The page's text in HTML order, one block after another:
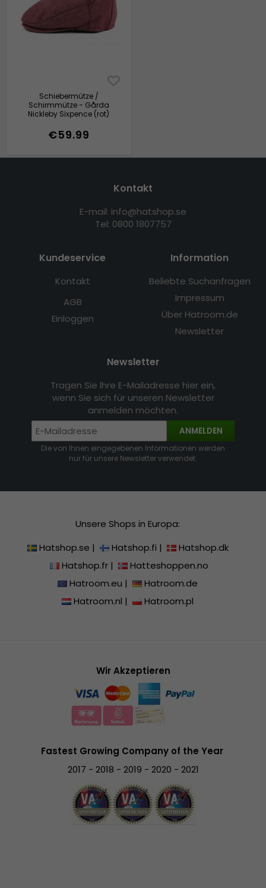
Schiebermütze /
Schirmmütze - Gårda
Nickleby Sixpence (rot)
€59.99
Kontakt
E-mail: info@hatshop.se
Tel: 0800 1807757
Kundeservice
Kontakt
AGB
Einloggen
Information
Beliebte Suchanfragen
Impressum
Über Hatroom.de
Newsletter
Newsletter
Tragen Sie Ihre E-Mailadresse hier ein,
wenn Sie sich für unseren Newsletter
anmelden möchten.
ANMELDEN
Die von Ihnen eingegebenen Informationen werden
nur für unsere Newsletter verwendet.
Unsere Shops in Europa:
Hatshop.se | Hatshop.fi |
Hatshop.dk
Hatshop.fr|
Hatteshoppen.no
Hatroom.eu |
Hatroom.de
Hatroom.nl | Hatroom.pl
Wir Akzeptieren
Fastest Growing Company of the Year
2017 - 2018 - 2019 - 2020 - 2021